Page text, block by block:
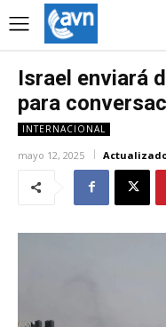
Israel enviará
para
INTERNACIONAL
mayo 12, 2025